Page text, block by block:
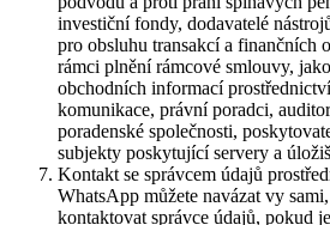
investiční fondy, dodavatelé
pro obsluhu transakcí a finančních
rámci plnění rámcové smlouvy,
obchodních informací
komunikace, právní poradci,
poradenské společnosti,
subjekty poskytující servery a
Kontakt se správcem údajů
WhatsApp můžete navázat vy
kontaktovat správce údajů, pokud